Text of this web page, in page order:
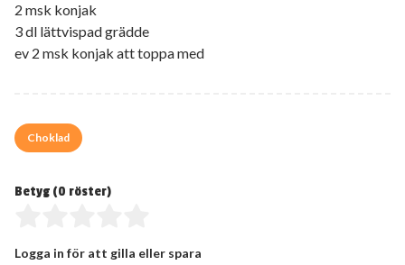
2 msk konjak
3 dl lättvispad grädde
ev 2 msk konjak att toppa med
Choklad
Betyg (0 röster)
Logga in för att gilla eller spara